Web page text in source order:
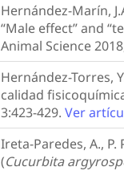
Hernández-Marín,
“Male effect” and
Animal Science
Hernández-Torres,
calidad
3:423-429.Ver
Ireta-Paredes, A.,
(Cucurbita